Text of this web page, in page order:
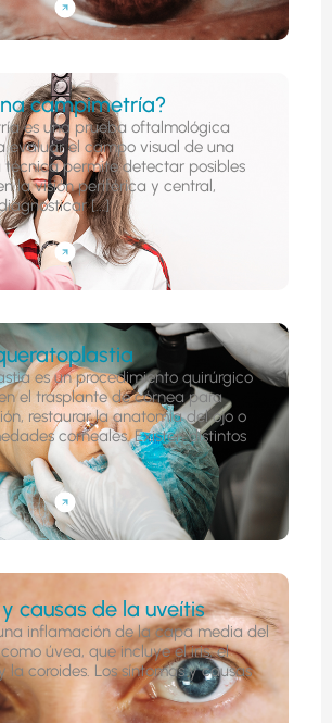
campimetría?
es una prueba oftalmológica
evaluar el campo visual de una
técnica permite detectar posibles
la visión periférica y central,
[...]
es un procedimiento quirúrgico
el trasplante de córnea para
restaurar la anatomía del ojo o
corneales. Existen distintos
causas de la uveítis
inflamación de la capa media del
úvea, que incluye el iris, el
la coroides. Los síntomas y causas